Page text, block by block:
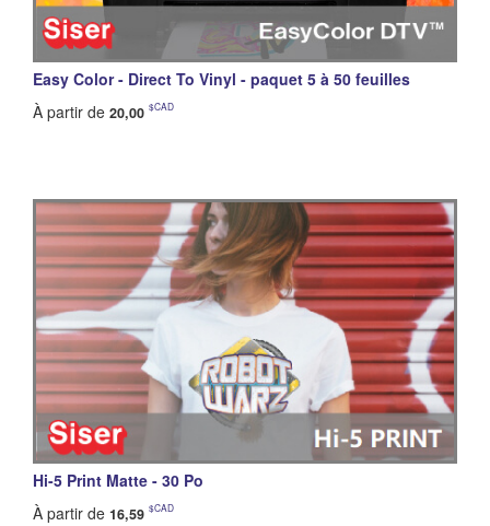
Easy Color - Direct To Vinyl - paquet 5 à 50 feuilles
À partir de 20,00 $CAD
Hi-5 Print Matte - 30 Po
À partir de 16,59 $CAD